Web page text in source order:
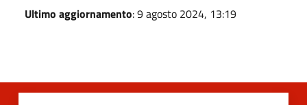
Ultimo aggiornamento: 9 agosto 2024, 13:19